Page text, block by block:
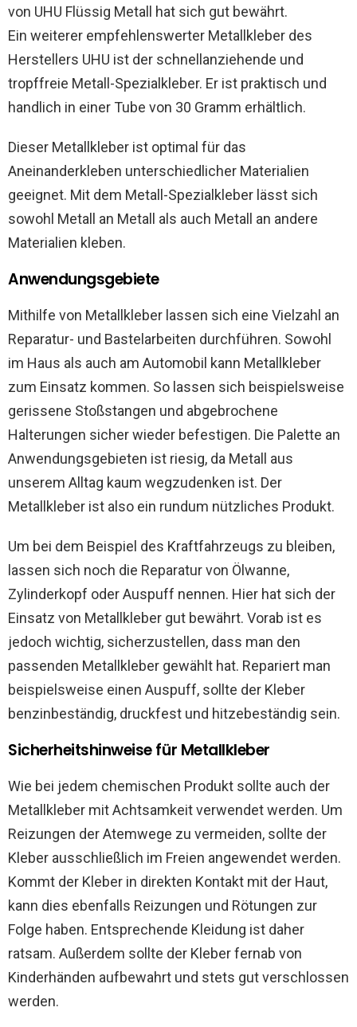
von UHU Flüssig Metall hat sich gut bewährt.
Ein weiterer empfehlenswerter Metallkleber des
Herstellers UHU ist der schnellanziehende und
tropffreie Metall-Spezialkleber. Er ist praktisch und
handlich in einer Tube von 30 Gramm erhältlich.
Dieser Metallkleber ist optimal für das
Aneinanderkleben unterschiedlicher Materialien
geeignet. Mit dem Metall-Spezialkleber lässt sich
sowohl Metall an Metall als auch Metall an andere
Materialien kleben.
Anwendungsgebiete
Mithilfe von Metallkleber lassen sich eine Vielzahl an
Reparatur- und Bastelarbeiten durchführen. Sowohl
im Haus als auch am Automobil kann Metallkleber
zum Einsatz kommen. So lassen sich beispielsweise
gerissene Stoßstangen und abgebrochene
Halterungen sicher wieder befestigen. Die Palette an
Anwendungsgebieten ist riesig, da Metall aus
unserem Alltag kaum wegzudenken ist. Der
Metallkleber ist also ein rundum nützliches Produkt.
Um bei dem Beispiel des Kraftfahrzeugs zu bleiben,
lassen sich noch die Reparatur von Ölwanne,
Zylinderkopf oder Auspuff nennen. Hier hat sich der
Einsatz von Metallkleber gut bewährt. Vorab ist es
jedoch wichtig, sicherzustellen, dass man den
passenden Metallkleber gewählt hat. Repariert man
beispielsweise einen Auspuff, sollte der Kleber
benzinbeständig, druckfest und hitzebeständig sein.
Sicherheitshinweise für Metallkleber
Wie bei jedem chemischen Produkt sollte auch der
Metallkleber mit Achtsamkeit verwendet werden. Um
Reizungen der Atemwege zu vermeiden, sollte der
Kleber ausschließlich im Freien angewendet werden.
Kommt der Kleber in direkten Kontakt mit der Haut,
kann dies ebenfalls Reizungen und Rötungen zur
Folge haben. Entsprechende Kleidung ist daher
ratsam. Außerdem sollte der Kleber fernab von
Kinderhänden aufbewahrt und stets gut verschlossen
werden.